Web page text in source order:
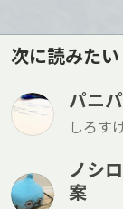
次に読みたい
パニ
しろす
ノシ
案